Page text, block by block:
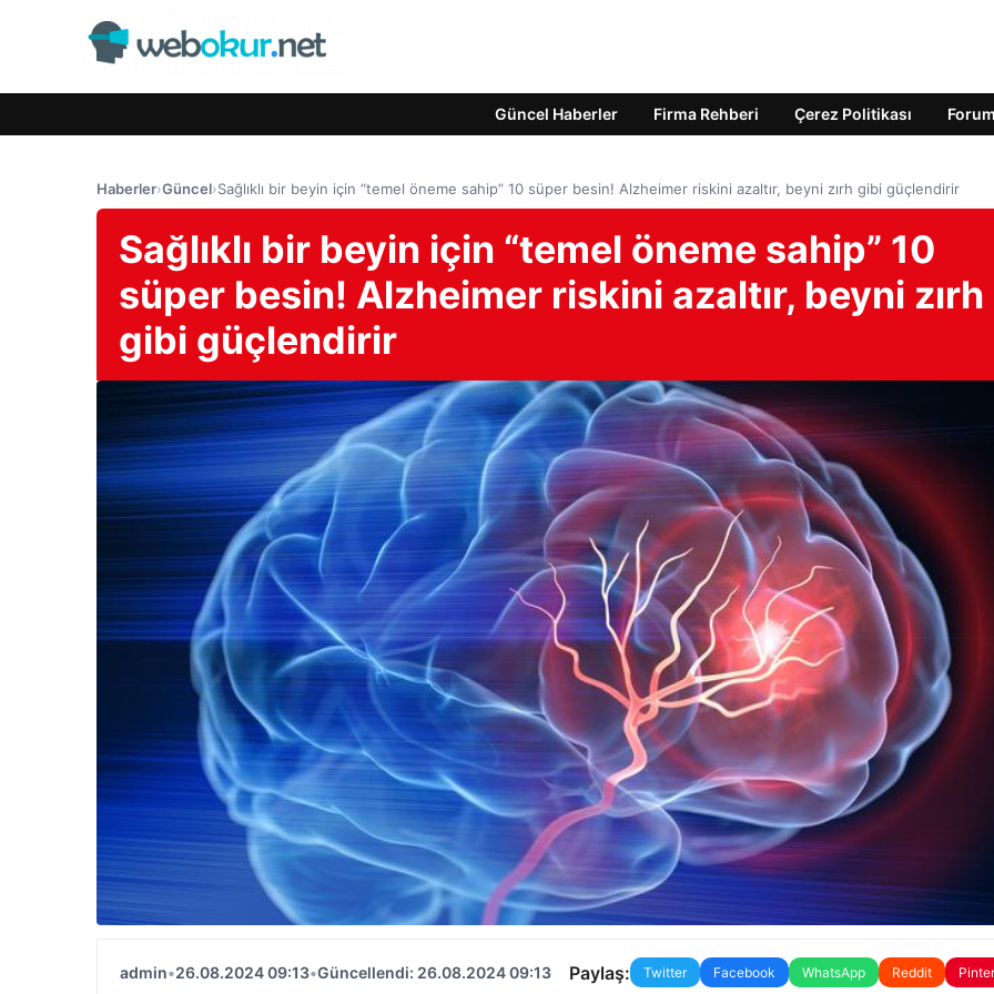
Güncel Haberler Firma Rehberi Çerez Politikası Forum
Haberler›Güncel›Sağlıklı bir beyin için “temel öneme sahip” 10 süper besin! Alzheimer riskini azaltır, beyni zırh gibi güçlendirir
Sağlıklı bir beyin için “temel öneme sahip” 10
süper besin! Alzheimer riskini azaltır, beyni zırh
gibi güçlendirir
admin•26.08.2024 09:13•Güncellendi: 26.08.2024 09:13 Paylaş: Twitter Facebook WhatsApp Reddit